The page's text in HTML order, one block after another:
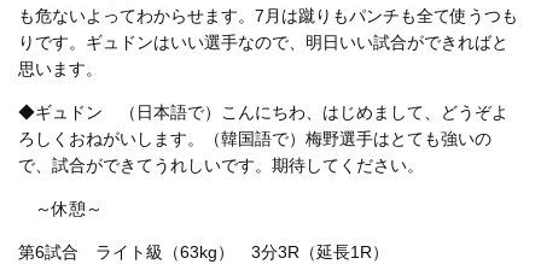
も危ないよってわからせます。7月は蹴りもパンチも全て使うつも
りです。ギュドンはいい選手なので、明日いい試合ができればと
思います。
◆ギュドン （日本語で）こんにちわ、はじめまして、どうぞよ
ろしくおねがいします。（韓国語で）梅野選手はとても強いの
で、試合ができてうれしいです。期待してください。
～休憩～
第6試合 ライト級（63kg） 3分3R（延長1R）